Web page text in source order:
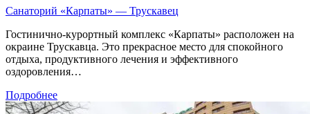
Санаторий «Карпаты» — Трускавец
Гостинично-курортный комплекс «Карпаты» расположен на
окраине Трускавца. Это прекрасное место для спокойного
отдыха, продуктивного лечения и эффективного
оздоровления…
Подробнее